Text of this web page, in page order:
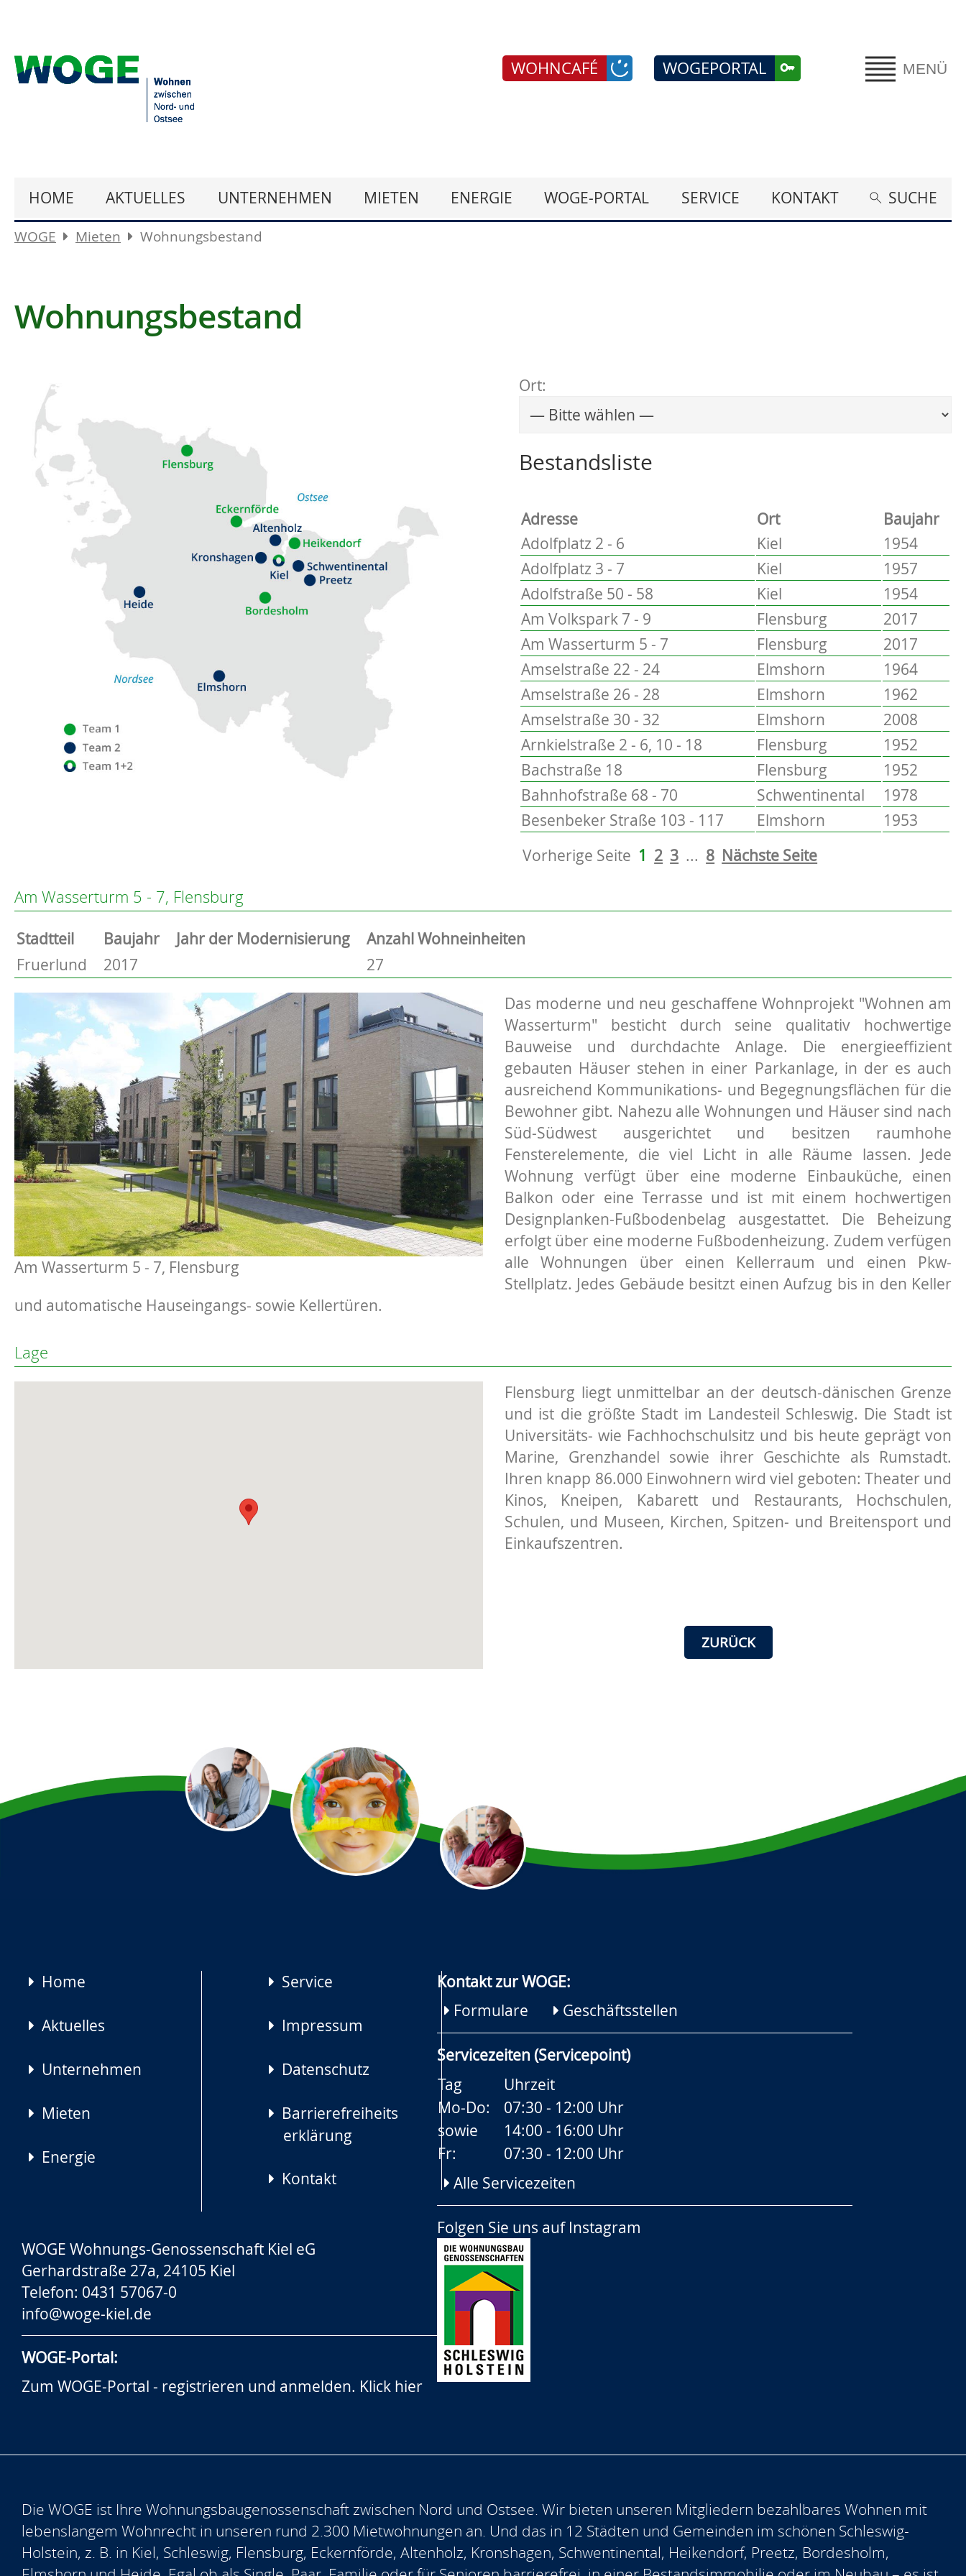
MENÜ
WOGEPORTAL
WOHNCAFÉ
HOME AKTUELLES UNTERNEHMEN MIETEN ENERGIE WOGE-PORTAL SERVICE KONTAKT SUCHE
WOGE Mieten Wohnungsbestand
Wohnungsbestand
Heikendorf
Kronshagen
Kiel
Schwentinental
Preetz
Heide
Bordesholm
Elmshorn
Ort:
Wählen Sie einen Ort, um zur entsprechenden Seite zu
Bestandsliste
Adresse Ort
Baujahr
Adolfplatz 2 - 6
Kiel
1954
Adolfplatz 3 - 7
Kiel
1957
Adolfstraße 50 - 58
Kiel
1954
Am Volkspark 7 - 9
Flensburg
2017
Am Wasserturm 5 - 7
Flensburg
2017
Amselstraße 22 - 24
Elmshorn
1964
Amselstraße 26 - 28
Elmshorn
1962
Amselstraße 30 - 32
Elmshorn
2008
Arnkielstraße 2 - 6, 10 - 18
Flensburg
1952
Bachstraße 18
Flensburg
1952
Bahnhofstraße 68 - 70
Schwentinental
1978
Besenbeker Straße 103 - 117
Elmshorn
1953
Vorherige Seite 1 2 3 ... 8 Nächste Seite
Am Wasserturm 5 - 7, Flensburg
Stammdaten
Basisdaten zur Immobilie
Stadtteil Baujahr Jahr der Modernisierung
Anzahl Wohneinheiten
Fruerlund
2017 27
Am Wasserturm 5 - 7, Flensburg
Beschreibung
Das moderne und neu geschaffene Wohnprojekt "Wohnen am
Wasserturm" besticht durch seine qualitativ hochwertige
Bauweise und durchdachte Anlage. Die energieeffizient
gebauten Häuser stehen in einer Parkanlage, in der es auch
ausreichend Kommunikations- und Begegnungsflächen für die
Bewohner gibt. Nahezu alle Wohnungen und Häuser sind nach
Süd-Südwest ausgerichtet und besitzen raumhohe
Fensterelemente, die viel Licht in alle Räume lassen. Jede
Wohnung verfügt über eine moderne Einbauküche, einen
Balkon oder eine Terrasse und ist mit einem hochwertigen
Designplanken-Fußbodenbelag ausgestattet. Die Beheizung
erfolgt über eine moderne Fußbodenheizung. Zudem verfügen
alle Wohnungen über einen Kellerraum und einen Pkw-
Stellplatz. Jedes Gebäude besitzt einen Aufzug bis in den Keller
und automatische Hauseingangs- sowie Kellertüren.
Lage
Flensburg liegt unmittelbar an der deutsch-dänischen Grenze
und ist die größte Stadt im Landesteil Schleswig. Die Stadt ist
Universitäts- wie Fachhochschulsitz und bis heute geprägt von
Marine, Grenzhandel sowie ihrer Geschichte als Rumstadt.
Ihren knapp 86.000 Einwohnern wird viel geboten: Theater und
Kinos, Kneipen, Kabarett und Restaurants, Hochschulen,
Schulen, und Museen, Kirchen, Spitzen- und Breitensport und
Einkaufszentren.
ZURÜCK
Navigation
Home
Aktuelles
Unternehmen
Mieten
Energie
Service
Impressum
Datenschutz
Barrierefreiheits
erklärung
Kontakt
Kontakt zur WOGE:
Formulare
Geschäftsstellen
Servicezeiten (Servicepoint)
Tag
Uhrzeit
Mo-Do:
07:30 - 12:00 Uhr
sowie
14:00 - 16:00 Uhr
Fr:
07:30 - 12:00 Uhr
Alle Servicezeiten
Folgen Sie uns auf Instagram
WOGE Wohnungs-Genossenschaft Kiel eG
Gerhardstraße 27a, 24105 Kiel
Telefon: 0431 57067-0
info@woge-kiel.de
WOGE-Portal:
Zum WOGE-Portal - registrieren und anmelden. Klick hier
Die WOGE ist Ihre Wohnungsbaugenossenschaft zwischen Nord und Ostsee. Wir bieten unseren Mitgliedern bezahlbares Wohnen mit
lebenslangem Wohnrecht in unseren rund 2.300 Mietwohnungen an. Und das in 12 Städten und Gemeinden im schönen Schleswig-
Holstein, z. B. in Kiel, Schleswig, Flensburg, Eckernförde, Altenholz, Kronshagen, Schwentinental, Heikendorf, Preetz, Bordesholm,